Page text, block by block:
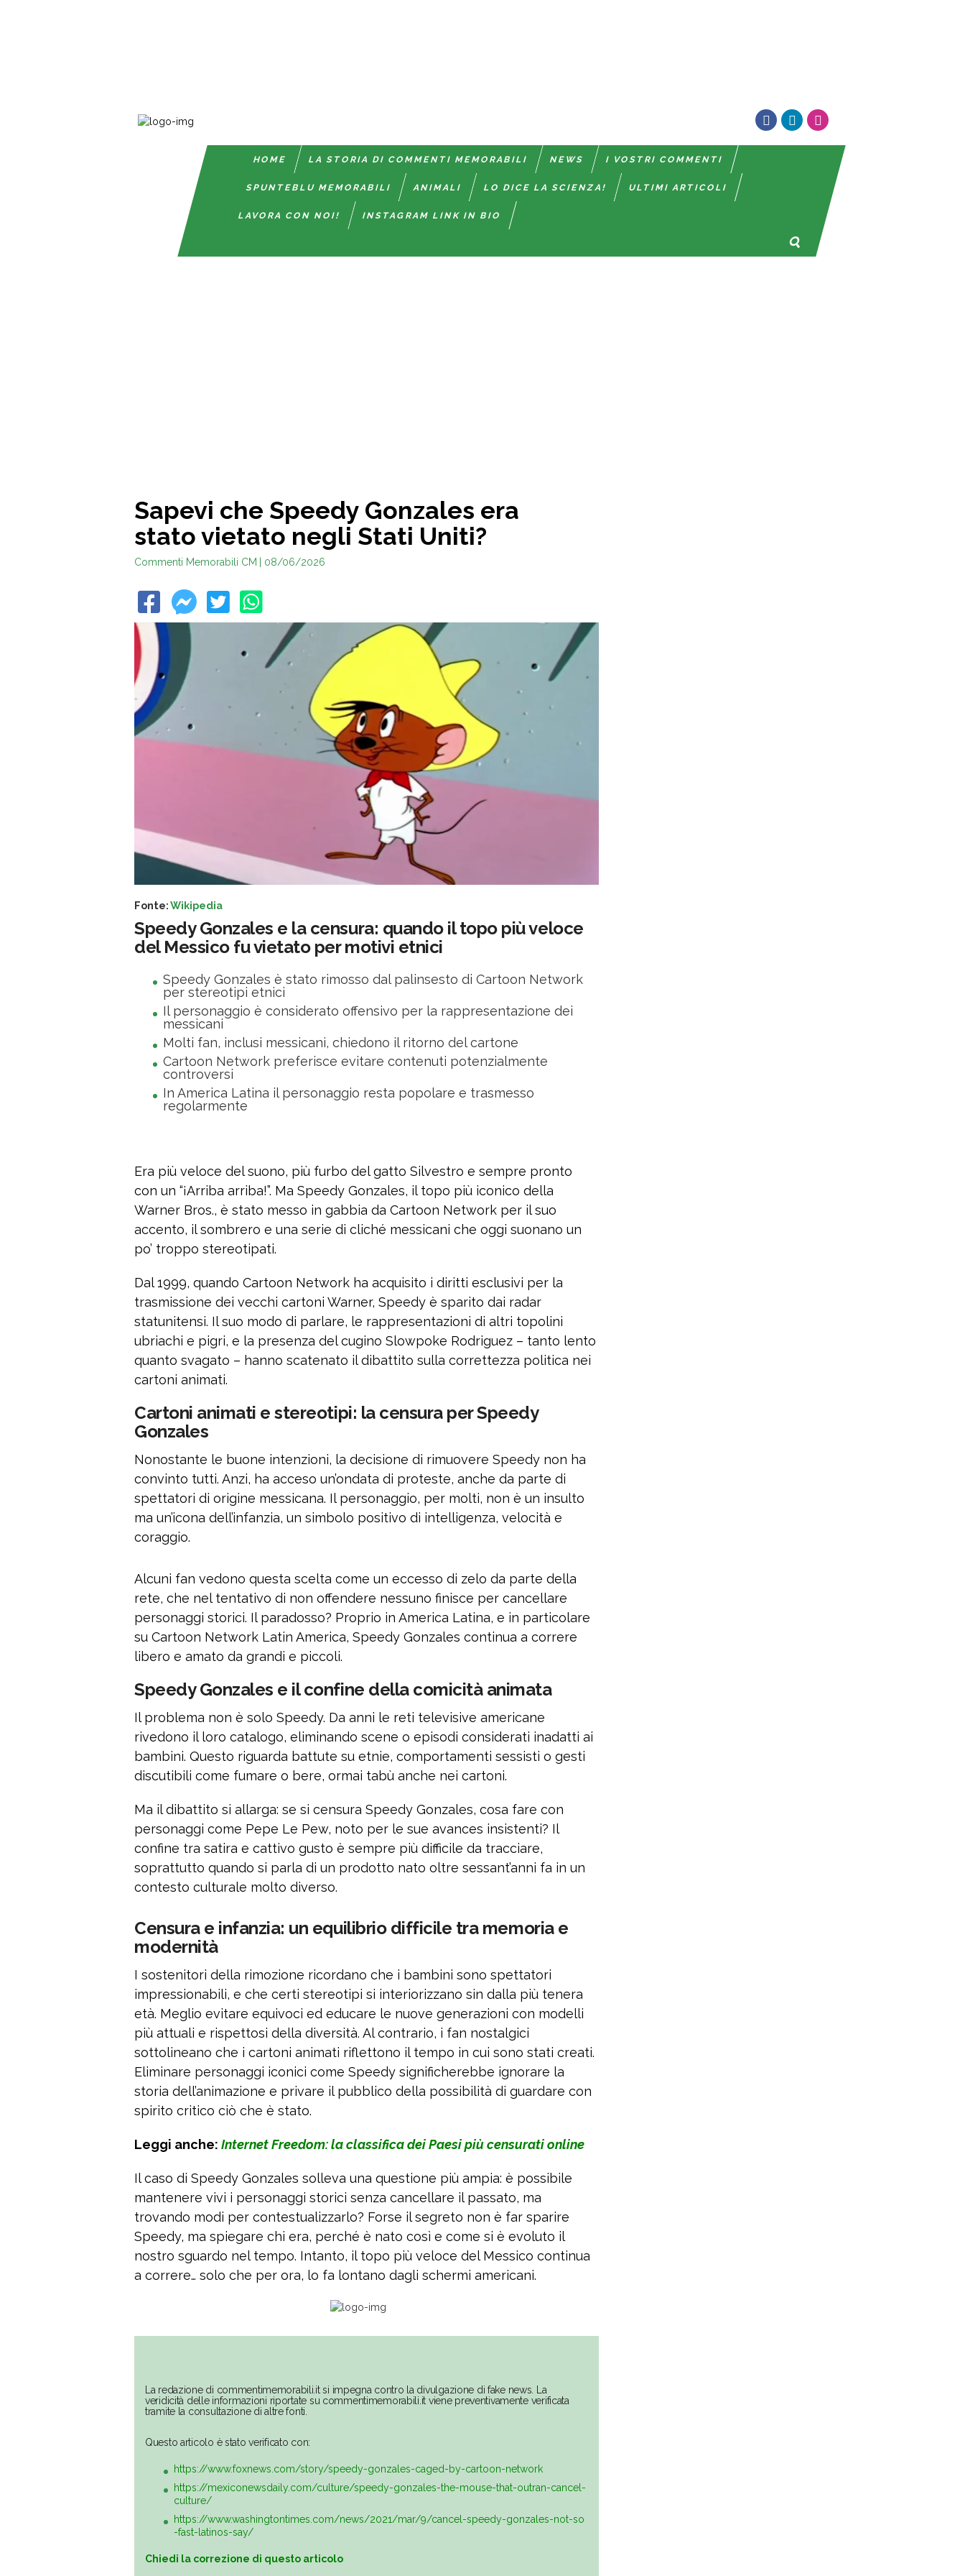
HOME LA STORIA DI COMMENTI MEMORABILI NEWS I VOSTRI COMMENTI
SPUNTEBLU MEMORABILI ANIMALI LO DICE LA SCIENZA! ULTIMI ARTICOLI
LAVORA CON NOI! INSTAGRAM LINK IN BIO
Sapevi che Speedy Gonzales era
stato vietato negli Stati Uniti?
Commenti Memorabili CM | 08/06/2026
Fonte:Wikipedia
Speedy Gonzales e la censura: quando il topo più veloce
del Messico fu vietato per motivi etnici
Speedy Gonzales è stato rimosso dal palinsesto di Cartoon Network
per stereotipi etnici
Il personaggio è considerato offensivo per la rappresentazione dei
messicani
Molti fan, inclusi messicani, chiedono il ritorno del cartone
Cartoon Network preferisce evitare contenuti potenzialmente
controversi
In America Latina il personaggio resta popolare e trasmesso
regolarmente
Era più veloce del suono, più furbo del gatto Silvestro e sempre pronto
con un “¡Arriba arriba!”. Ma Speedy Gonzales, il topo più iconico della
Warner Bros., è stato messo in gabbia da Cartoon Network per il suo
accento, il sombrero e una serie di cliché messicani che oggi suonano un
po’ troppo stereotipati.
Dal 1999, quando Cartoon Network ha acquisito i diritti esclusivi per la
trasmissione dei vecchi cartoni Warner, Speedy è sparito dai radar
statunitensi. Il suo modo di parlare, le rappresentazioni di altri topolini
ubriachi e pigri, e la presenza del cugino Slowpoke Rodriguez – tanto lento
quanto svagato – hanno scatenato il dibattito sulla correttezza politica nei
cartoni animati.
Cartoni animati e stereotipi: la censura per Speedy
Gonzales
Nonostante le buone intenzioni, la decisione di rimuovere Speedy non ha
convinto tutti. Anzi, ha acceso un’ondata di proteste, anche da parte di
spettatori di origine messicana. Il personaggio, per molti, non è un insulto
ma un’icona dell’infanzia, un simbolo positivo di intelligenza, velocità e
coraggio.
Alcuni fan vedono questa scelta come un eccesso di zelo da parte della
rete, che nel tentativo di non offendere nessuno finisce per cancellare
personaggi storici. Il paradosso? Proprio in America Latina, e in particolare
su Cartoon Network Latin America, Speedy Gonzales continua a correre
libero e amato da grandi e piccoli.
Speedy Gonzales e il confine della comicità animata
Il problema non è solo Speedy. Da anni le reti televisive americane
rivedono il loro catalogo, eliminando scene o episodi considerati inadatti ai
bambini. Questo riguarda battute su etnie, comportamenti sessisti o gesti
discutibili come fumare o bere, ormai tabù anche nei cartoni.
Ma il dibattito si allarga: se si censura Speedy Gonzales, cosa fare con
personaggi come Pepe Le Pew, noto per le sue avances insistenti? Il
confine tra satira e cattivo gusto è sempre più difficile da tracciare,
soprattutto quando si parla di un prodotto nato oltre sessant’anni fa in un
contesto culturale molto diverso.
Censura e infanzia: un equilibrio difficile tra memoria e
modernità
I sostenitori della rimozione ricordano che i bambini sono spettatori
impressionabili, e che certi stereotipi si interiorizzano sin dalla più tenera
età. Meglio evitare equivoci ed educare le nuove generazioni con modelli
più attuali e rispettosi della diversità. Al contrario, i fan nostalgici
sottolineano che i cartoni animati riflettono il tempo in cui sono stati creati.
Eliminare personaggi iconici come Speedy significherebbe ignorare la
storia dell’animazione e privare il pubblico della possibilità di guardare con
spirito critico ciò che è stato.
Leggi anche: Internet Freedom: la classifica dei Paesi più censurati online
Il caso di Speedy Gonzales solleva una questione più ampia: è possibile
mantenere vivi i personaggi storici senza cancellare il passato, ma
trovando modi per contestualizzarlo? Forse il segreto non è far sparire
Speedy, ma spiegare chi era, perché è nato così e come si è evoluto il
nostro sguardo nel tempo. Intanto, il topo più veloce del Messico continua
a correre… solo che per ora, lo fa lontano dagli schermi americani.
La redazione di commentimemorabili.it si impegna contro la divulgazione di fake news. La
veridicità delle informazioni riportate su commentimemorabili.it viene preventivamente verificata
tramite la consultazione di altre fonti.
Questo articolo è stato verificato con:
https://www.foxnews.com/story/speedy-gonzales-caged-by-cartoon-network
https://mexiconewsdaily.com/culture/speedy-gonzales-the-mouse-that-outran-cancel-
culture/
https://www.washingtontimes.com/news/2021/mar/9/cancel-speedy-gonzales-not-so
-fast-latinos-say/
Chiedi la correzione di questo articolo